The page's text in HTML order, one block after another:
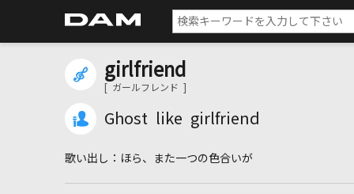
girlfriend
[ ガールフレンド ]
Ghost like girlfriend
ほら、また一つの色合いが